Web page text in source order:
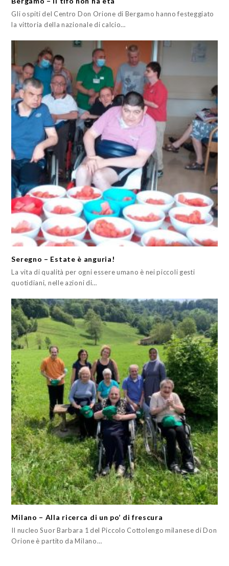
Gli ospiti del Centro Don Orione di Bergamo hanno festeggiato
la vittoria della nazionale di calcio…
Seregno – Estate è anguria!
La vita di qualità per ogni essere umano è nei piccoli gesti
quotidiani, nelle azioni di…
Milano – Alla ricerca di un po’ di frescura
Il nucleo Suor Barbara 1 del Piccolo Cottolengo milanese di Don
Orione è partito da Milano…